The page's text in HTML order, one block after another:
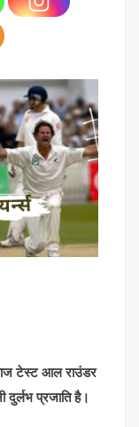
टेस्ट आल राउंडर
दुर्लभ प्रजाति है।